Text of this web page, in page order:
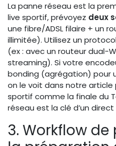
La panne réseau est la
live sportif, prévoyez deux
une fibre/ADSL filaire + un
illimitée). Utilisez un
(ex : avec un routeur dual-
streaming). Si votre
bonding (agrégation) pour
on le voit dans notre article
sportif comme la finale du
réseau est la clé d’un
3. Workflow